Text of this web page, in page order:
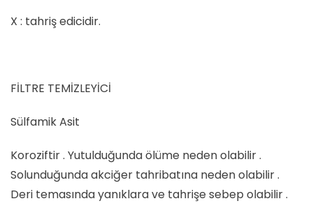
X : tahriş edicidir.
FİLTRE TEMİZLEYİCİ
Sülfamik Asit
Koroziftir . Yutulduğunda ölüme neden olabilir .
Solunduğunda akciğer tahribatına neden olabilir .
Deri temasında yanıklara ve tahrişe sebep olabilir .